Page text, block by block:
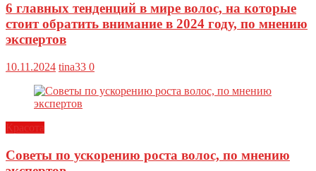
6 главных тенденций в мире волос, на которые
стоит обратить внимание в 2024 году, по мнению
экспертов
10.11.2024 tina33 0
Красота
Советы по ускорению роста волос, по мнению